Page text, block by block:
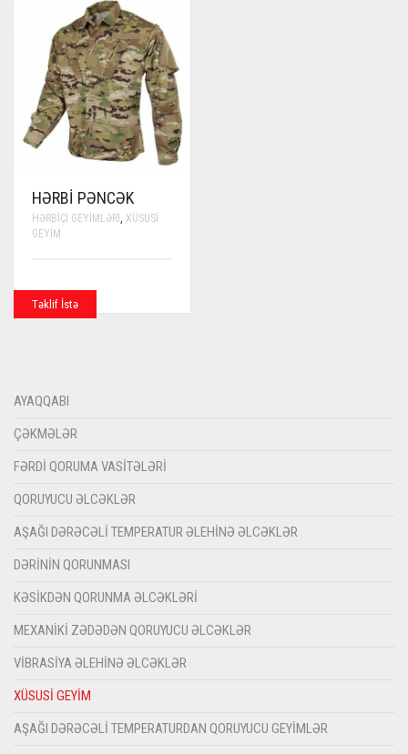
HƏRBI PƏNCƏK
HƏRBIÇI GEYIMLƏRI, XÜSUSI
GEYIM
Təklif İstə
AYAQQABI
ÇƏKMƏLƏR
FƏRDI QORUMA VASITƏLƏRI
QORUYUCU ƏLCƏKLƏR
AŞAĞI DƏRƏCƏLI TEMPERATUR ƏLEHINƏ ƏLCƏKLƏR
DƏRININ QORUNMASI
KƏSIKDƏN QORUNMA ƏLCƏKLƏRI
MEXANIKI ZƏDƏDƏN QORUYUCU ƏLCƏKLƏR
VIBRASIYA ƏLEHINƏ ƏLCƏKLƏR
XÜSUSI GEYIM
AŞAĞI DƏRƏCƏLI TEMPERATURDAN QORUYUCU GEYIMLƏR